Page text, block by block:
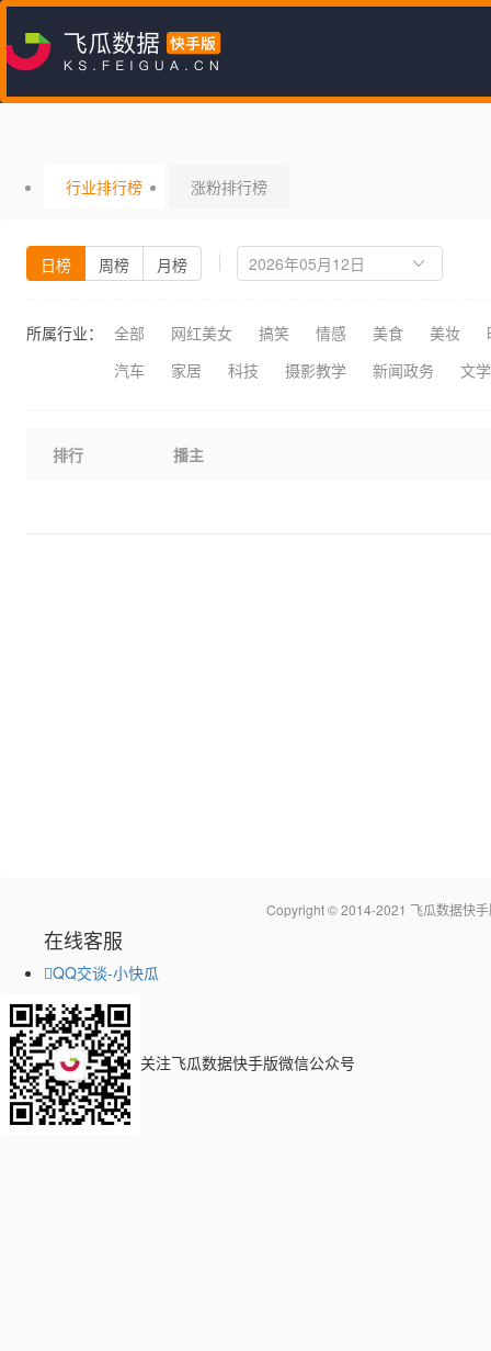
行业排行榜 涨粉排行榜
日榜 周榜 月榜
所属行业： 全部 网红美女 搞笑 情感 美食 美妆
汽车
家居 科技 摄影教学 新闻政务 文
排行 播主
Copyright © 2014-2021 飞瓜数据快
在线客服
QQ交谈-小快瓜
关注飞瓜数据快手版微信公众号